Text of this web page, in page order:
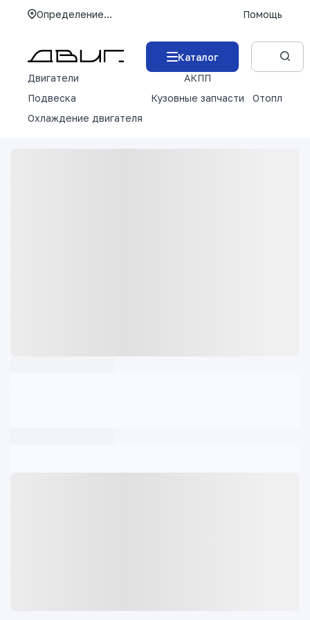
Определение... Помощь
Каталог
Двигатели
АКПП
Подвеска
Кузовные запчасти
Отопление
Охлаждение двигателя